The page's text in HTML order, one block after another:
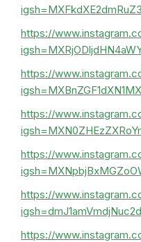
https://
https://
https://
https://
https://
https://